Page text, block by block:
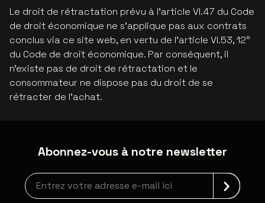
Le droit de rétractation prévu à l'article VI.47 du Code
de droit économique ne s'applique pas aux contrats
conclus via ce site web, en vertu de l'article VI.53, 12°
du Code de droit économique. Par conséquent, il
n'existe pas de droit de rétractation et le
consommateur ne dispose pas du droit de se
rétracter de l'achat.
Abonnez-vous à notre newsletter
newsLetterLabel